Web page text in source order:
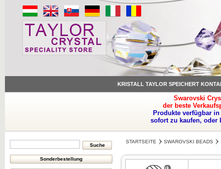
KRISTALL TAYLOR SPEICHERT
Swarovski
der beste
Produkte verfügbar
sofort zu kaufen, oder
STARTSEITE SWAROVSKI BEADS